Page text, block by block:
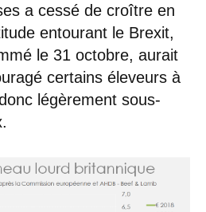
a cessé de croître en
entourant le Brexit,
le 31 octobre, aurait
certains éleveurs à
légèrement sous-